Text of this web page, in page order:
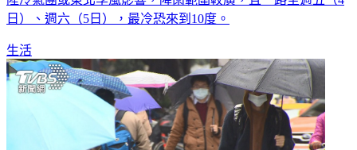
日）、週六（5日），最冷恐來到10度。
生活